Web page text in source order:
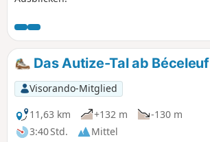
Das Autize-Tal ab Béceleuf
Visorando-Mitglied
11,63 km
+132 m
-130 m
3:40 Std.
Mittel